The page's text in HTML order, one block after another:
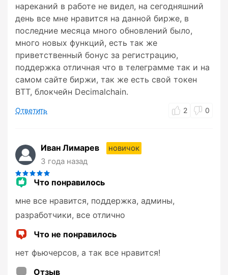
нареканий в работе не видел, на сегодняшний
день все мне нравится на данной бирже, в
последние месяца много обновлений былo,
много новых функций, есть так же
приветственный бонус за регистрацию,
поддержка отличная что в телеграмме так и на
самом сайте биржи, так же есть свой токен
BTT, блокчейн Decimalchain.
Ответить 2 0
Иван Лимарев
новичок
3 года назад
Что понравилось
мне все нравится, поддержка, админы,
разработчики, все отлично
Что не понравилось
нет фьючерсов, а так все нравится!
Отзыв